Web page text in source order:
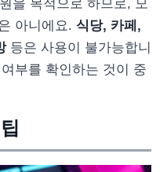
을 목적으로 하므로, 모
아니에요. 식당, 카페,
등은 사용이 불가능합니
부를 확인하는 것이 중